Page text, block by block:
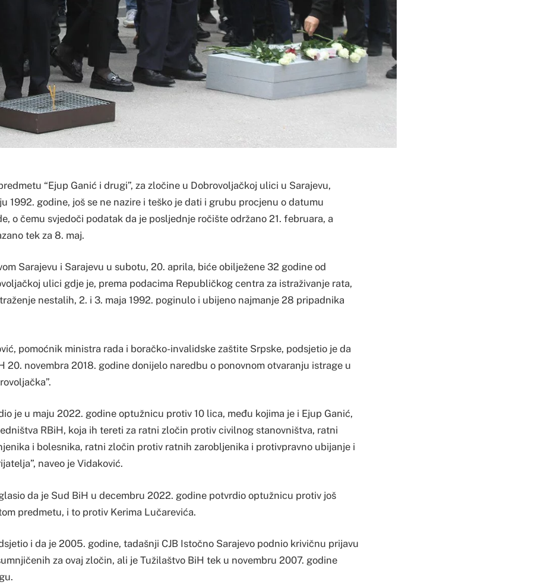
“Ejup Ganić i drugi”, za zločine u Dobrovoljačkoj ulici u Sarajevu,
1992. godine, još se ne nazire i teško je dati i grubu procjenu o datumu
o čemu svjedoči podatak da je posljednje ročište održano 21. februara, a
tek za 8. maj.
Sarajevu i Sarajevu u subotu, 20. aprila, biće obilježene 32 godine od
ulici gdje je, prema podacima Republičkog centra za istraživanje rata,
nestalih, 2. i 3. maja 1992. poginulo i ubijeno najmanje 28 pripadnika
pomoćnik ministra rada i boračko-invalidske zaštite Srpske, podsjetio je da
20. novembra 2018. godine donijelo naredbu o ponovnom otvaranju istrage u
je u maju 2022. godine optužnicu protiv 10 lica, među kojima je i Ejup Ganić,
RBiH, koja ih tereti za ratni zločin protiv civilnog stanovništva, ratni
i bolesnika, ratni zločin protiv ratnih zarobljenika i protivpravno ubijanje i
naveo je Vidaković.
da je Sud BiH u decembru 2022. godine potvrdio optužnicu protiv još
predmetu, i to protiv Kerima Lučarevića.
i da je 2005. godine, tadašnji CJB Istočno Sarajevo podnio krivičnu prijavu
za ovaj zločin, ali je Tužilaštvo BiH tek u novembru 2007. godine